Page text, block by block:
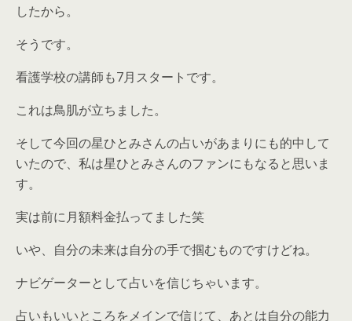
したから。
そうです。
看護学校の講師も7月スタートです。
これは鳥肌が立ちました。
そして今回の星ひとみさんの占いがあまりにも的中して
いたので、私は星ひとみさんのファンにもなると思いま
す。
実は前に月額料金払ってました笑
いや、自分の未来は自分の手で掴むものですけどね。
ナビゲーターとして占いを信じちゃいます。
占いもいいところをメインで信じて、あとは自分の能力